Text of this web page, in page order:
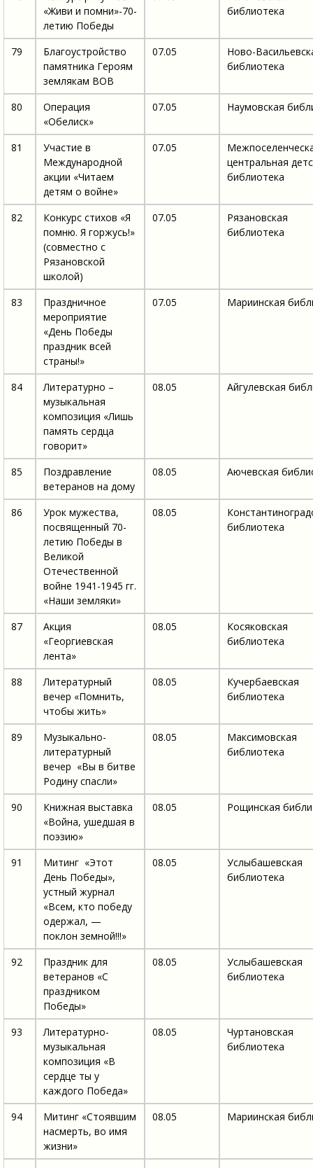
«Живи и помни»-70-
летию Победы
библиотека
79
Благоустройство
памятника Героям
землякам ВОВ
07.05
Ново-
библиотека
80
Операция
«Обелиск»
07.05 Наумовская
81
Участие в
Международной
акции «Читаем
детям о войне»
07.05
центральная
библиотека
82
Конкурс стихов «Я
помню. Я горжусь!»
(совместно с
Рязановской
школой)
07.05
Рязановская
библиотека
83
Праздничное
мероприятие
«День Победы
праздник всей
страны!»
07.05 Мариинская
84
Литературно –
музыкальная
композиция «Лишь
память сердца
говорит»
08.05 Айгулевская
85
Поздравление
ветеранов на дому
08.05 Аючевская
86
Урок мужества,
посвященный 70-
летию Победы в
Великой
Отечественной
войне 1941-1945 гг.
«Наши земляки»
08.05
библиотека
87
Акция
«Георгиевская
лента»
08.05
Косяковская
библиотека
88
Литературный
вечер «Помнить,
чтобы жить»
08.05
Кучербаевская
библиотека
89
Музыкально-
литературный
вечер «Вы в битве
Родину спасли»
08.05
Максимовская
библиотека
90
Книжная выставка
«Война, ушедшая в
поэзию»
08.05 Рощинская
91
Митинг «Этот
День Победы»,
устный журнал
«Всем, кто победу
одержал, —
поклон земной!!!»
08.05
Услыбашевская
библиотека
92
Праздник для
ветеранов «С
праздником
Победы»
08.05
Услыбашевская
библиотека
93
Литературно-
музыкальная
композиция «В
сердце ты у
каждого Победа»
08.05
Чуртановская
библиотека
94
Митинг «Стоявшим
насмерть, во имя
жизни»
08.05 Мариинская